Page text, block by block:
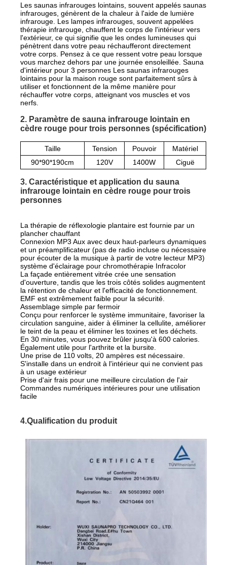
Les saunas infrarouges lointains, souvent appelés saunas
infrarouges, génèrent de la chaleur à l'aide de lumière
infrarouge. Les lampes infrarouges, souvent appelées
thérapie infrarouge, chauffent le corps de l'intérieur vers
l'extérieur, ce qui signifie que les ondes lumineuses qui
pénètrent dans votre peau réchaufferont directement
votre corps. Pensez à ce que ressent votre peau lorsque
vous marchez dehors par une journée ensoleillée. Sauna
d'intérieur pour 3 personnes Les saunas infrarouges
lointains pour la maison rouge sont parfaitement sûrs à
utiliser et fonctionnent de la même manière pour
réchauffer votre corps, atteignant vos muscles et vos
nerfs.
2. Paramètre de sauna infrarouge lointain en
cèdre rouge pour trois personnes (spécification)
Taille Tension Pouvoir
Matériel
90*90*190cm
120V 1400W Ciguë
3. Caractéristique et application du sauna
infrarouge lointain en cèdre rouge pour trois
personnes
La thérapie de réflexologie plantaire est fournie par un
plancher chauffant
Connexion MP3 Aux avec deux haut-parleurs dynamiques
et un préamplificateur (pas de radio incluse ou nécessaire
pour écouter de la musique à partir de votre lecteur MP3)
système d'éclairage pour chromothérapie Infracolor
La façade entièrement vitrée crée une sensation
d'ouverture, tandis que les trois côtés solides augmentent
la rétention de chaleur et l'efficacité de fonctionnement.
EMF est extrêmement faible pour la sécurité.
Assemblage simple par fermoir
Conçu pour renforcer le système immunitaire, favoriser la
circulation sanguine, aider à éliminer la cellulite, améliorer
le teint de la peau et éliminer les toxines et les déchets.
En 30 minutes, vous pouvez brûler jusqu'à 600 calories.
Également utile pour l'arthrite et la bursite.
Une prise de 110 volts, 20 ampères est nécessaire.
S'installe dans un endroit à l'intérieur qui ne convient pas
à un usage extérieur
Prise d'air frais pour une meilleure circulation de l'air
Commandes numériques intérieures pour une utilisation
facile
4.Qualification du produit